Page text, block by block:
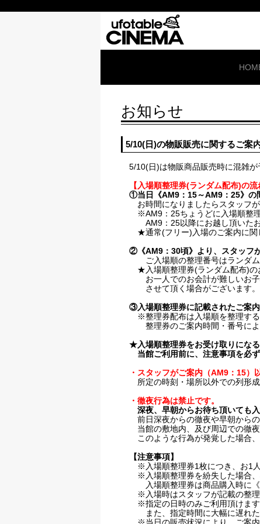
お知らせ
5/10(日)の物販販売に関するご案
5/10(日)は物販商品販売時に混雑が
【入場順整理券(ランダム配布)の流
①当日《AM9：15～AM9：25》の
お時間になりましたらスタッフが
※AM9：25ちょうどに入場順整理
AM9：25以降にお越し頂いたお客
★通常(フリー)入場のご案内に関
②《AM9：30頃》より、スタッフ
ご入場順の整理番号はランダム
★入場順整理券(ランダム配布)の
お一人でのお会計が難しいお子様
させて頂く場合がございます。
③入場順整理券に記載されたご案
※整理券配布は入場順を整理する
整理券のご案内時間・番号によっ
★入場順整理券をお受け取りになる
当館ご利用前に、注意事項を必ず
・スタッフがご案内（AM9：15）
所定の時刻・場所以外での列形
・徹夜行為は禁止です。
深夜、早朝からお待ち頂いても
前日深夜からの徹夜や早朝からの
当館の敷地内、及び周辺での徹夜
このような行為が発覚した場合、
【注意事項】
※入場順整理券1枚につき、お1人
※入場順整理券を紛失した場合、
入場順整理券は商品購入時に《レ
※入場時はスタッフが記載の整理
※指定の日時のみご利用頂けます
また、指定時間に大幅に遅れた場